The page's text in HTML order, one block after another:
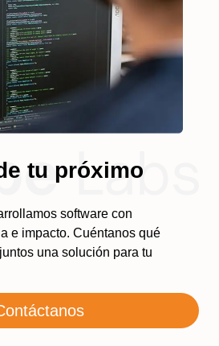
tu próximo
software con
e impacto. Cuéntanos qué
una solución para tu